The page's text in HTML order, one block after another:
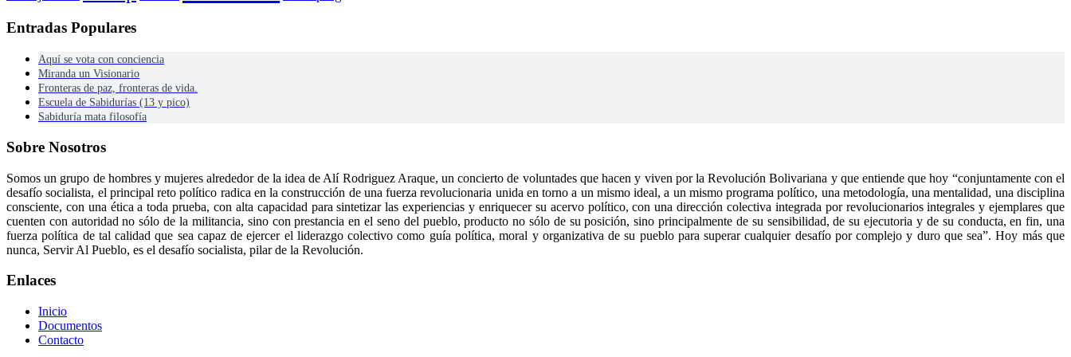
Entradas Populares
Aquí se vota con conciencia
Miranda un Visionario
Fronteras de paz, fronteras de vida.
Escuela de Sabidurías (13 y pico)
Sabiduría mata filosofía
Sobre Nosotros
Somos un grupo de hombres y mujeres alrededor de la idea de Alí Rodriguez Araque, un concierto de voluntades que hacen y viven por la Revolución Bolivariana y que entiende que hoy “conjuntamente con el
desafío socialista, el principal reto político radica en la construcción de una fuerza revolucionaria unida en torno a un mismo ideal, a un mismo programa político, una metodología, una mentalidad, una disciplina
consciente, con una ética a toda prueba, con alta capacidad para sintetizar las experiencias y enriquecer su acervo político, con una dirección colectiva integrada por revolucionarios integrales y ejemplares que
cuenten con autoridad no sólo de la militancia, sino con prestancia en el seno del pueblo, producto no sólo de su posición, sino principalmente de su sensibilidad, de su ejecutoria y de su conducta, en fin, una
fuerza política de tal calidad que sea capaz de ejercer el liderazgo colectivo como guía política, moral y organizativa de su pueblo para superar cualquier desafío por complejo y duro que sea”. Hoy más que
nunca, Servir Al Pueblo, es el desafío socialista, pilar de la Revolución.
Enlaces
Inicio
Documentos
Contacto